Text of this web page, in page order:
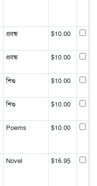
প্রবন্ধ $10.00
প্রবন্ধ $10.00
শিশু $10.00
শিশু $10.00
Poems $10.00
Novel $16.95